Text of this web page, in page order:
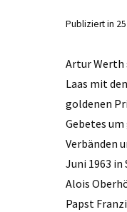
Publiziert in
Artur Werth
Laas mit
goldenen
Gebetes
Verbänden
Juni 1963
Alois
Papst